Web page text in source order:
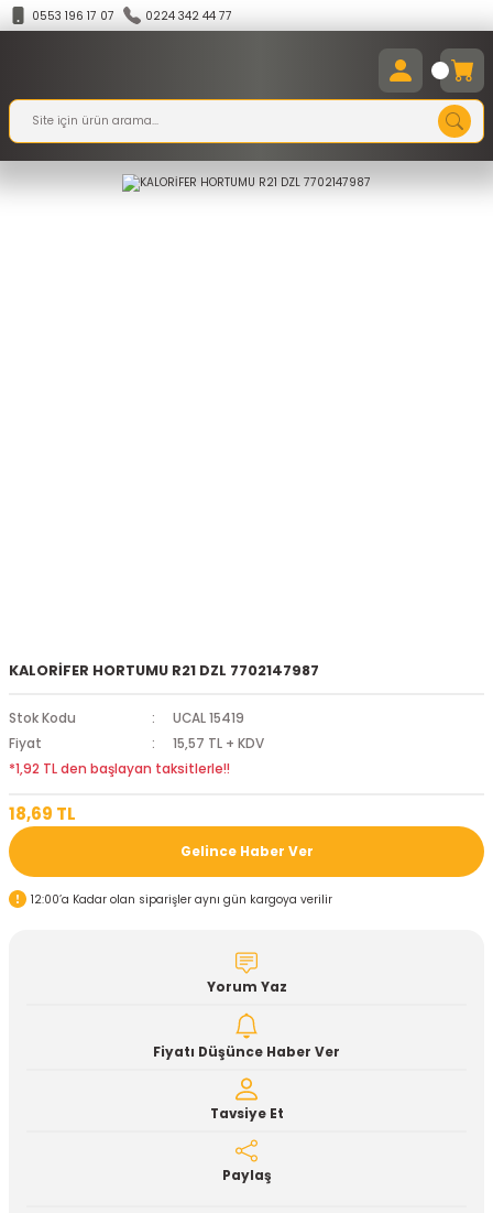
0553 196 17 07 0224 342 44 77
KALORİFER HORTUMU R21 DZL 7702147987
Stok Kodu
UCAL 15419
Fiyat
15,57 TL + KDV
*1,92 TL den başlayan taksitlerle!!
18,69 TL
Gelince Haber Ver
12:00’a Kadar olan siparişler aynı gün kargoya verilir
Yorum Yaz
Fiyatı Düşünce Haber Ver
Tavsiye Et
Paylaş